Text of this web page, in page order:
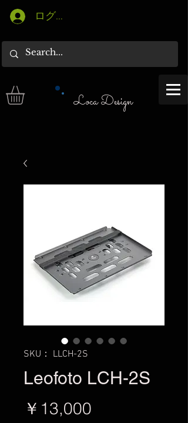
ログイン
Loca Design
SKU： LLCH-2S
Leofoto LCH-2S
￥13,000